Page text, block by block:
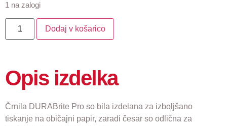
1 na zalogi
Dodaj v košarico
Opis izdelka
Črnila DURABrite Pro so bila izdelana za izboljšano
tiskanje na običajni papir, zaradi česar so odlična za